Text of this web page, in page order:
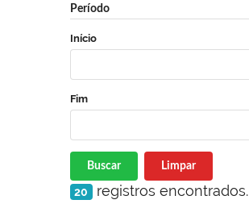
Período
Início
Fim
Buscar Limpar
20 registros encontrados.